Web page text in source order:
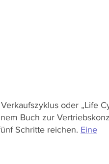
oder „Life
Buch zur
Schritte reichen. Eine